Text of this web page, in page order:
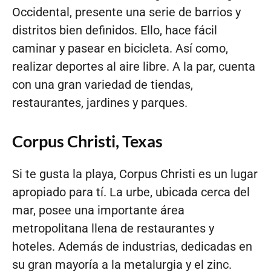
Occidental, presente una serie de barrios y
distritos bien definidos. Ello, hace fácil
caminar y pasear en bicicleta. Así como,
realizar deportes al aire libre. A la par, cuenta
con una gran variedad de tiendas,
restaurantes, jardines y parques.
Corpus Christi, Texas
Si te gusta la playa, Corpus Christi es un lugar
apropiado para tí. La urbe, ubicada cerca del
mar, posee una importante área
metropolitana llena de restaurantes y
hoteles. Además de industrias, dedicadas en
su gran mayoría a la metalurgia y el zinc.